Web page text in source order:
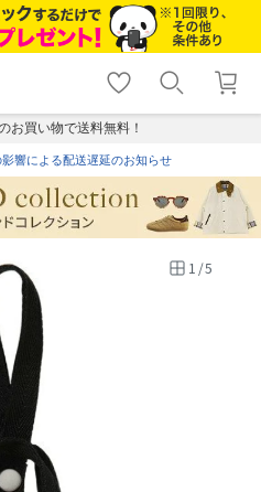
shopping_cart lock_outline
ログイン
お買い物で送料無料！
響による配送遅延のお知らせ
1 /5